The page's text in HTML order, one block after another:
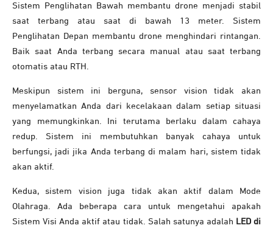
Sistem Penglihatan Bawah membantu drone menjadi stabil
saat terbang atau saat di bawah 13 meter. Sistem
Penglihatan Depan membantu drone menghindari rintangan.
Baik saat Anda terbang secara manual atau saat terbang
otomatis atau RTH.
Meskipun sistem ini berguna, sensor vision tidak akan
menyelamatkan Anda dari kecelakaan dalam setiap situasi
yang memungkinkan. Ini terutama berlaku dalam cahaya
redup. Sistem ini membutuhkan banyak cahaya untuk
berfungsi, jadi jika Anda terbang di malam hari, sistem tidak
akan aktif.
Kedua, sistem vision juga tidak akan aktif dalam Mode
Olahraga. Ada beberapa cara untuk mengetahui apakah
Sistem Visi Anda aktif atau tidak. Salah satunya adalah LED di